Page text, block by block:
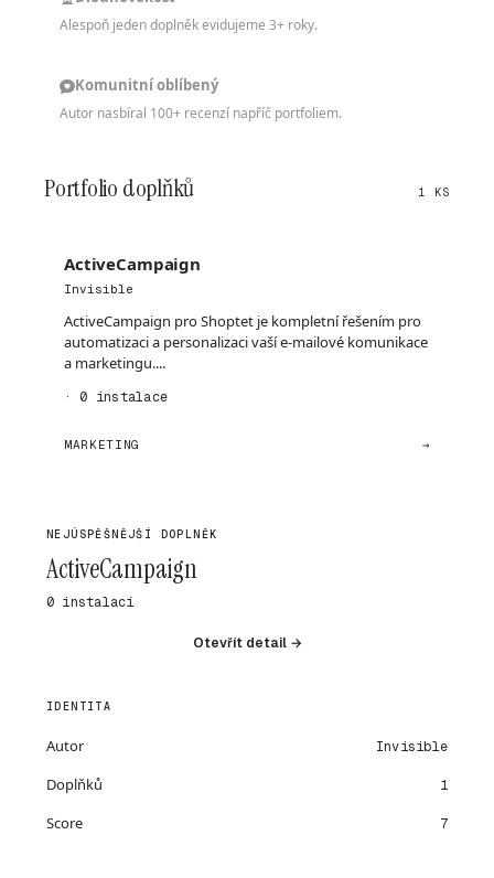
Alespoň jeden doplněk evidujeme 3+ roky.
Komunitní oblíbený
Autor nasbíral 100+ recenzí napříč portfoliem.
Portfolio doplňků 1 KS
ActiveCampaign
Invisible
ActiveCampaign pro Shoptet je kompletní řešením pro
automatizaci a personalizaci vaší e-mailové komunikace
a marketingu....
· 0 instalace
MARKETING →
NEJÚSPĚŠNĚJŠÍ DOPLNĚK
ActiveCampaign
0 instalací
Otevřít detail →
IDENTITA
Autor Invisible
Doplňků 1
Score 7